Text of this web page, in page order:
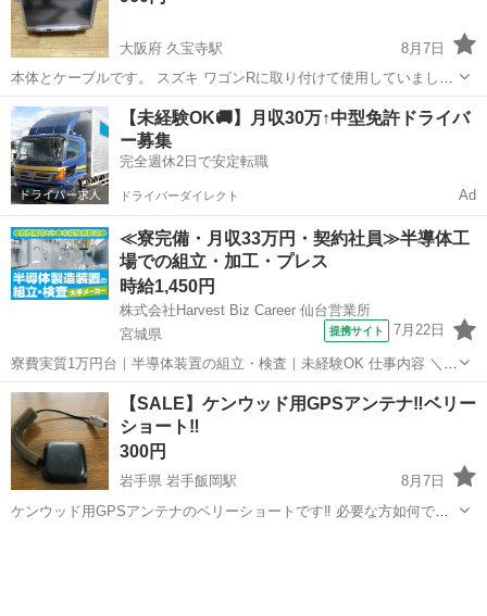
大阪府 久宝寺駅
8月7日
本体とケーブルです。 スズキ ワゴンRに取り付けて使用していまし
た。 取り外すまでは正常に動作しておりましたが 古い物なのでジャン
ク扱いとさせて頂きます。 こちらまで引取りに来て頂ける方でお願い
します。
大阪 八尾市 久宝寺駅 カーナビ、テレビ Eclipse
【未経験OK🚚】月収30万↑中型免許ドライバ
ー募集
完全週休2日で安定転職
ドライバーダイレクト Ad
≪寮完備・月収33万円・契約社員≫半導体工
場での組立・加工・プレス
時給1,450円
株式会社Harvest Biz Career 仙台営業所
宮城県
提携サイト 7月22日
寮費実質1万円台｜半導体装置の組立・検査｜未経験OK 仕事内容 ＼半
導体製造装置の組立・検査スタッフ／ 大手メーカー工場内で、半導体
をつくるための装置を組み立てる仕事です。 タブレットや図面を確認
しながら、ドライバ...
宮城 その他
【SALE】ケンウッド用GPSアンテナ‼️ベリー
ショート‼️
300円
岩手県 岩手飯岡駅
8月7日
ケンウッド用GPSアンテナのベリーショートです‼️ 必要な方如何でし